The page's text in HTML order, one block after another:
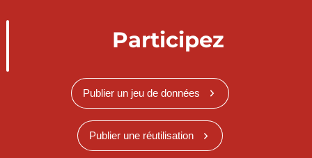
Participez
Publier un jeu de données
Publier une réutilisation